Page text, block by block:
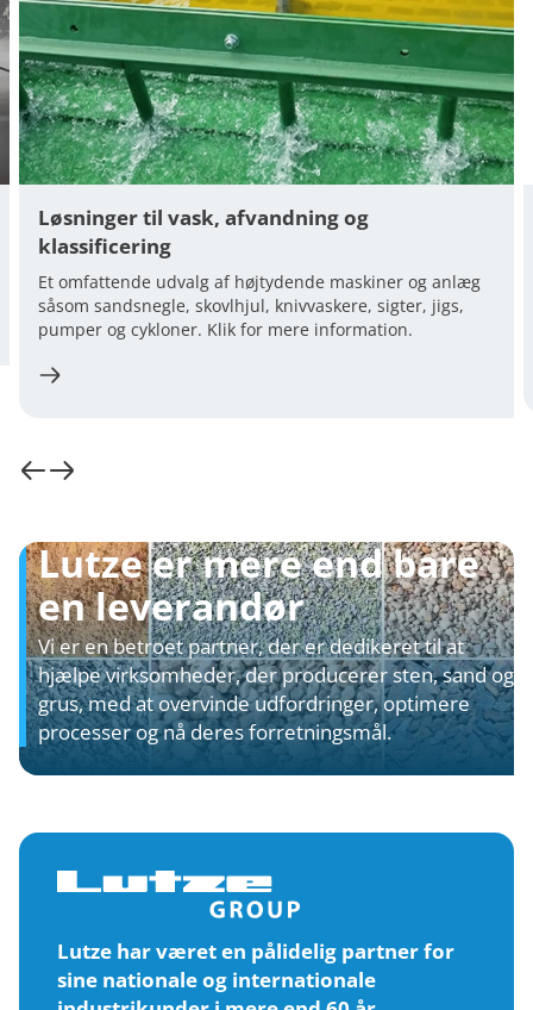
Løsninger til vask, afvandning og
klassificering
Et omfattende udvalg af højtydende maskiner og anlæg
såsom sandsnegle, skovlhjul, knivvaskere, sigter, jigs,
pumper og cykloner. Klik for mere information.
Lutze er mere end bare
en leverandør
Vi er en betroet partner, der er dedikeret til at
hjælpe virksomheder, der producerer sten, sand og
grus, med at overvinde udfordringer, optimere
processer og nå deres forretningsmål.
Lutze har været en pålidelig partner for
sine nationale og internationale